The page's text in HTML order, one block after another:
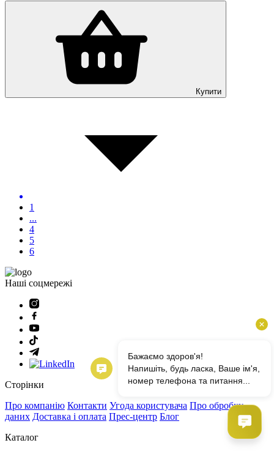
Купити
1
...
4
5
6
Наші соцмережі
Сторінки
Про компанію Контакти Угода користувача Про обробку
даних Доставка і оплата Прес-центр Блог
Каталог